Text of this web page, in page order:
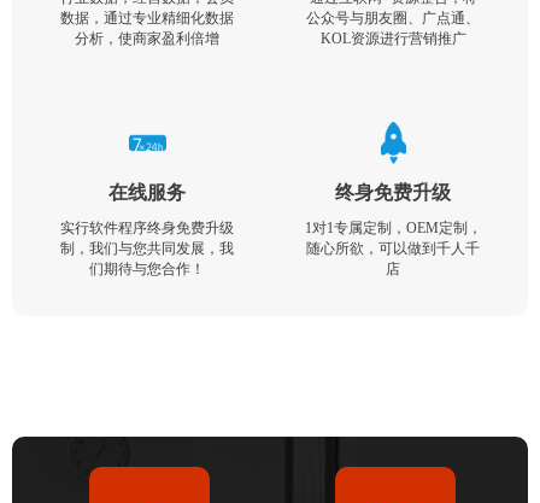
数据，通过专业精细化数据
分析，使商家盈利倍增
公众号与朋友圈、广点通、
KOL资源进行营销推广
在线服务
实行软件程序终身免费升级
制，我们与您共同发展，我
们期待与您合作！
终身免费升级
1对1专属定制，OEM定制，
随心所欲，可以做到千人千
店